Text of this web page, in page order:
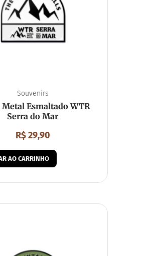
Souvenirs
Metal Esmaltado WTR
Serra do Mar
R$29,90
AO CARRINHO